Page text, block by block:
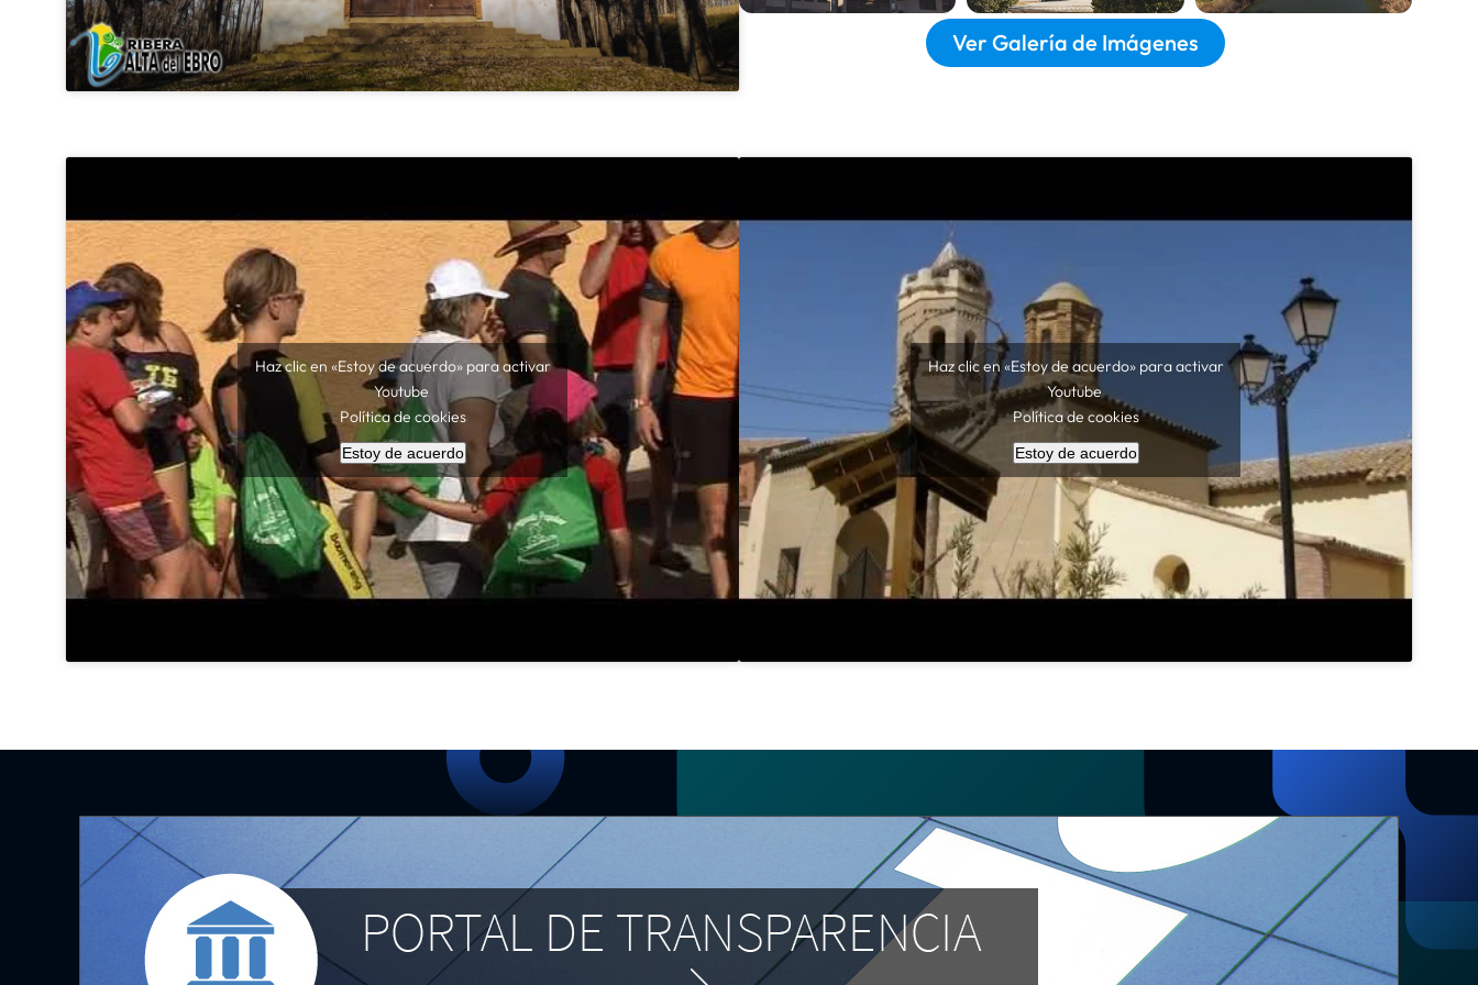
Ver Galería de Imágenes
Haz clic en «Estoy de acuerdo» para activar
Youtube
Política de cookies
Estoy de acuerdo
Haz clic en «Estoy de acuerdo» para activar
Youtube
Política de cookies
Estoy de acuerdo